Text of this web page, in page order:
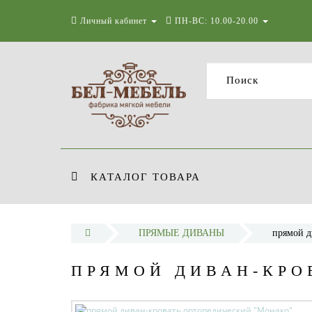
Личный кабинет ПН-ВС: 10.00-20.00
КАТАЛОГ ТОВАРА
ПРЯМЫЕ ДИВАНЫ прямой
ПРЯМОЙ ДИВАН-